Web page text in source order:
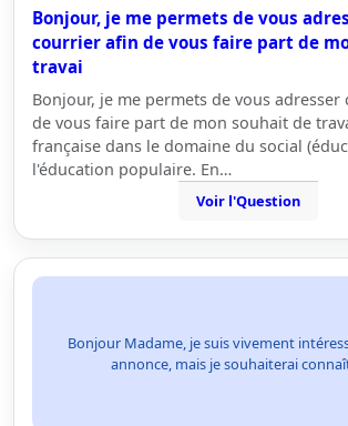
Bonjour, je me permets de vous
courrier afin de vous faire part de
travai
Bonjour, je me permets de vous
de vous faire part de mon souhait de
française dans le domaine du social
l'éducation populaire. En…
Voir l'Question
Bonjour Madame, je suis vivement
annonce, mais je souhaiterai